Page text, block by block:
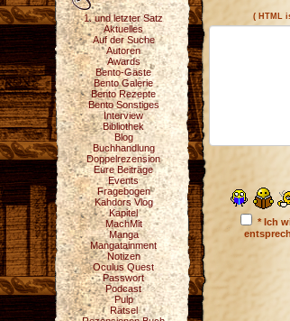
1. und letzter Satz
Aktuelles
Auf der Suche
Autoren
Awards
Bento-Gäste
Bento Galerie
Bento Rezepte
Bento Sonstiges
Interview
Bibliothek
Blog
Buchhandlung
Doppelrezension
Eure Beiträge
Events
Fragebogen
Kahdors Vlog
Kapitel
MachMit
Manga
Mangatainment
Notizen
Oculus Quest
Passwort
Podcast
Pulp
Rätsel
( HTML
* Ich